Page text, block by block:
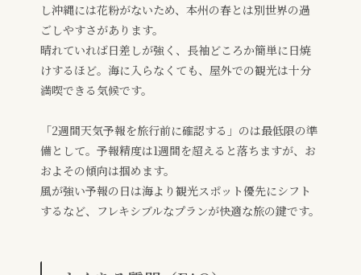
し沖縄には花粉がないため、本州の春とは別世界の過
ごしやすさがあります。
晴れていれば日差しが強く、長袖どころか簡単に日焼
けするほど。海に入らなくても、屋外での観光は十分
満喫できる気候です。
「2週間天気予報を旅行前に確認する」のは最低限の準
備として。予報精度は1週間を超えると落ちますが、お
およその傾向は掴めます。
風が強い予報の日は海より観光スポット優先にシフト
するなど、フレキシブルなプランが快適な旅の鍵です。